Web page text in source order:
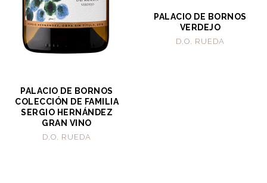
PALACIO DE BORNOS
COLECCIÓN DE FAMILIA
SERGIO HERNÁNDEZ
GRAN VINO
D.O. RUEDA
PALACIO DE BORNOS
VERDEJO
D.O. RUEDA